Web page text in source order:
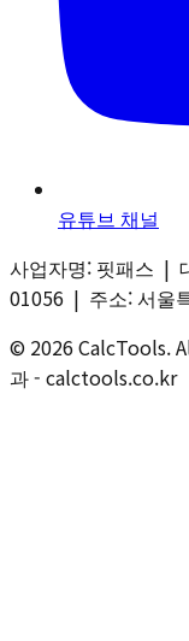
유튜브 채널
사업자명: 핏패스 |
01056 | 주소: 서울
© 2026CalcTools.
과 - calctools.co.kr